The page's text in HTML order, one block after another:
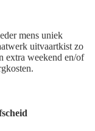
mens uniek
uitvaartkist zo
extra weekend en/of